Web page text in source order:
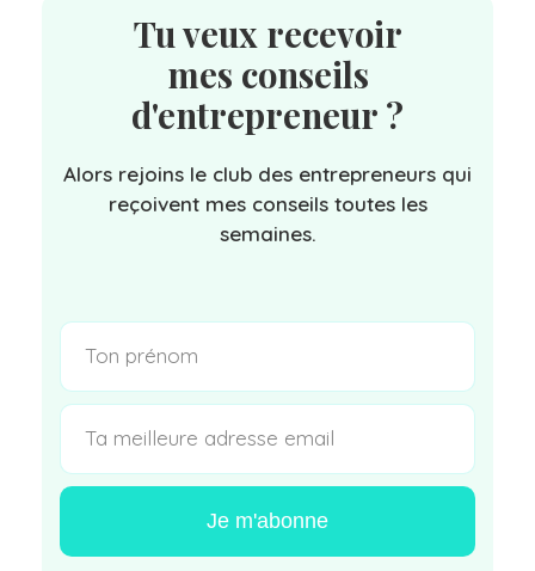
Tu veux recevoir
mes conseils
d'entrepreneur ?
Alors rejoins le club des entrepreneurs qui
reçoivent mes conseils toutes les
semaines.
Je m'abonne